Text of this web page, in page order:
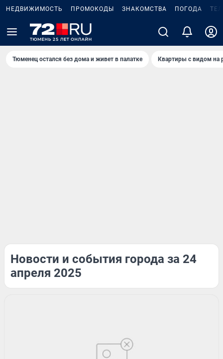
НЕДВИЖИМОСТЬ ПРОМОКОДЫ ЗНАКОМСТВА ПОГОДА
Тюменец остался без дома и живет в палатке Квартиры с видом на
Новости и события города за 24
апреля 2025